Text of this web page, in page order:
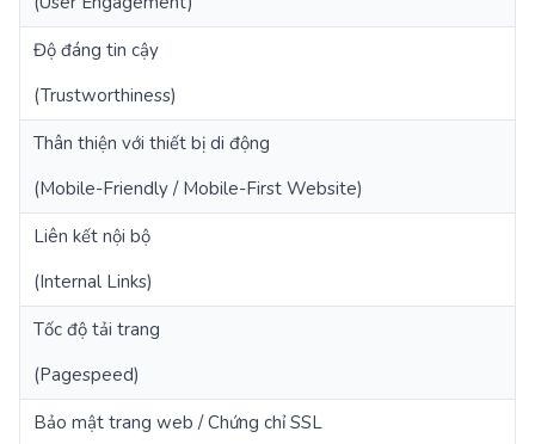
Độ đáng tin cậy
(Trustworthiness)
Thân thiện với thiết bị di động
(Mobile-Friendly / Mobile-First Website)
Liên kết nội bộ
(Internal Links)
Tốc độ tải trang
(Pagespeed)
Bảo mật trang web / Chứng chỉ SSL